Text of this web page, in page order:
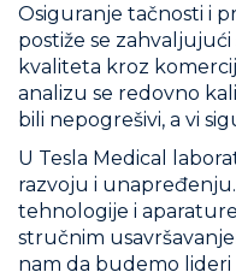
Osiguranje tačnosti i
postiže se
kvaliteta kroz
analizu se redovno
bili nepogrešivi, a vi
U Tesla Medical
razvoju i
tehnologije i
stručnim
nam da budemo lideri